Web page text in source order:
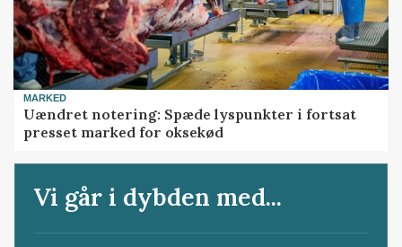
MARKED
Uændret notering: Spæde lyspunkter i fortsat
presset marked for oksekød
Vi går i dybden med...